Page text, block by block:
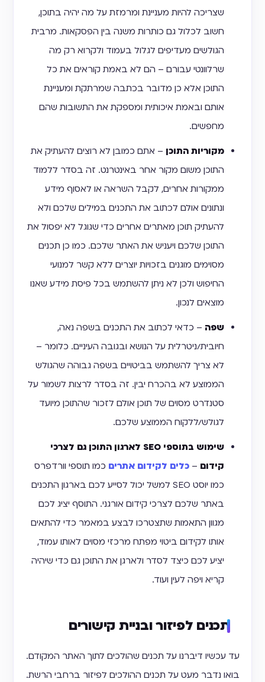
שצריכה להיות מעניינת ומרמזת על מה יהיה בתוכן,
חשוב לכלול גם כותרות משנה בין הפסקאות. מרבית
הגולשים מעדיפים לגלול בעמוד ולקרוא רק מה
שרלוונטי עבורם – הם לא באמת קוראים את כל
התוכן אלא כן מדובר בכתבה שמרתקת ומעניינת
אותם ובאמת איכותית ומספקת את התשובות שהם
מחפשים.
מקוריות התוכן – אתם כמובן לא רוצים להעתיק את
התוכן משום מקור אחר באינטרנט. זה בסדר ללמוד
ממקורות אחרים, לקבל השראה או לאסוף מידע
ונתונים אולם לכתוב את התכנים במילים שלכם ולא
להעתיק תוכן מאתרים אחרים כדי שגוגל לא יפסול את
התוכן שלכם ויעניש את האתר שלכם. כמו כן תכנים
מסוימים מוגנים בזכויות יוצרים ללא קשר למנועי
החיפוש ולכן לא ניתן להשתמש בכל פיסת מידע שאנו
מוצאים לנכון.
שפה – כדאי לכתוב את התכנים בשפה נאה,
חיובית/ניטרלית על הנושא ובגובה העיניים. כלומר –
לא צריך להשתמש בביטויים בשפה גבוהה שהגולש
הממוצע לא בהכרח יבין. זה בסדר לרצות לשמור על
סטנדרט מסוים של תוכן אולם לזכור שהתוכן מיועד
לגולש/ללקוח הממוצע שלכם.
שימוש בתוספי SEO לארגון התוכן גם לצרכי
קידום – כלים לקידום אתרים כמו תוספי וורדפרס
כמו יוסט SEO למשל יכול לסייע לכם בארגון התכנים
באתר שלכם לצרכי קידום אורגני. התוסף יציג לכם
מגוון התאמות שתצטרכו לבצע במאמר כדי להתאים
אותו לקידום ביטוי מפתח מרכזי מסוים לאותו עמוד,
יציע לכם כיצד לסדר ולארגן את התוכן גם כדי שיהיה
קריא ויפה לעין ועוד.
תכנים לפיזור ובניית קישורים
עד עכשיו דיברנו על תכנים שהולכים לתוך האתר המקודם.
בואו נדבר מעט על תכנים ההולכים לפיזור ברחבי הרשת.